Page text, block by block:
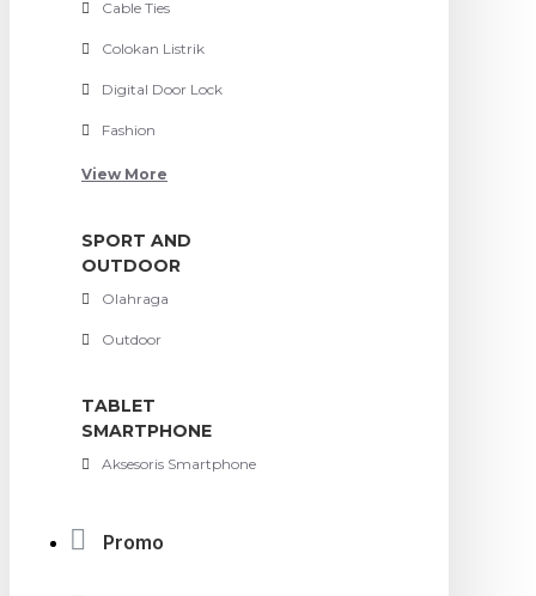
Cable Ties
Colokan Listrik
Digital Door Lock
Fashion
View More
SPORT AND
OUTDOOR
Olahraga
Outdoor
TABLET
SMARTPHONE
Aksesoris Smartphone
Promo